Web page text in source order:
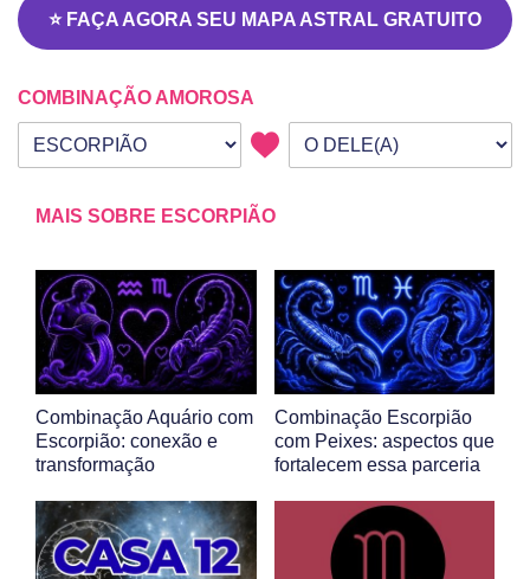
⭐ FAÇA AGORA SEU MAPA ASTRAL GRATUITO
COMBINAÇÃO AMOROSA
Seu signo
Signo da outra pessoa
MAIS SOBRE ESCORPIÃO
Combinação Aquário com
Escorpião: conexão e
transformação
Combinação Escorpião
com Peixes: aspectos que
fortalecem essa parceria